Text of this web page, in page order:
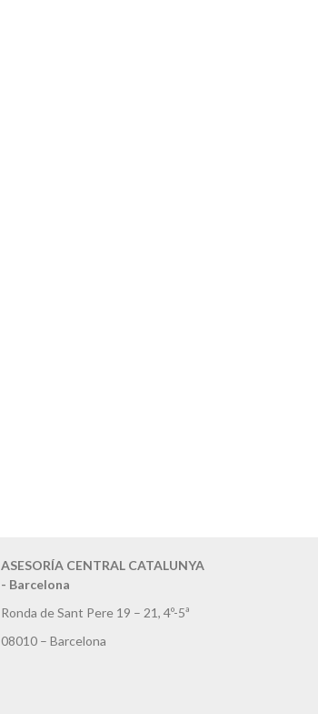
ASESORÍA CENTRAL CATALUNYA
- Barcelona
Ronda de Sant Pere 19 – 21, 4º-5ª
08010 – Barcelona